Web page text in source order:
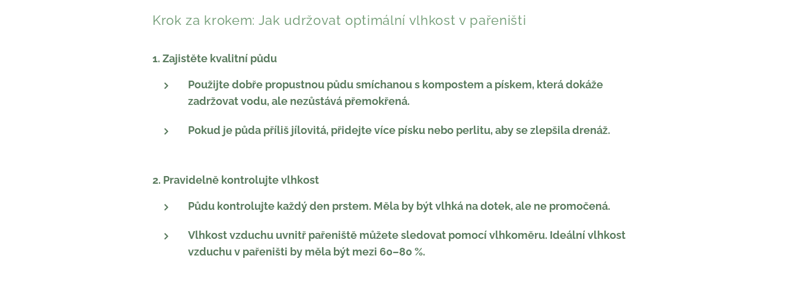
Krok za krokem: Jak udržovat optimální vlhkost v pařeništi
1. Zajistěte kvalitní půdu
Použijte dobře propustnou půdu smíchanou s kompostem a pískem, která dokáže
zadržovat vodu, ale nezůstává přemokřená.
Pokud je půda příliš jílovitá, přidejte více písku nebo perlitu, aby se zlepšila drenáž.
2. Pravidelně kontrolujte vlhkost
Půdu kontrolujte každý den prstem. Měla by být vlhká na dotek, ale ne promočená.
Vlhkost vzduchu uvnitř pařeniště můžete sledovat pomocí vlhkoměru. Ideální vlhkost
vzduchu v pařeništi by měla být mezi 60–80 %.